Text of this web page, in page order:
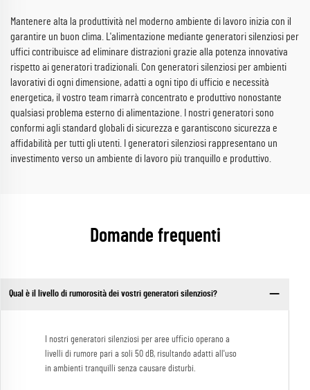
Mantenere alta la produttività nel moderno ambiente di lavoro inizia con il
garantire un buon clima. L'alimentazione mediante generatori silenziosi per
uffici contribuisce ad eliminare distrazioni grazie alla potenza innovativa
rispetto ai generatori tradizionali. Con generatori silenziosi per ambienti
lavorativi di ogni dimensione, adatti a ogni tipo di ufficio e necessità
energetica, il vostro team rimarrà concentrato e produttivo nonostante
qualsiasi problema esterno di alimentazione. I nostri generatori sono
conformi agli standard globali di sicurezza e garantiscono sicurezza e
affidabilità per tutti gli utenti. I generatori silenziosi rappresentano un
investimento verso un ambiente di lavoro più tranquillo e produttivo.
Domande frequenti
Qual è il livello di rumorosità dei vostri generatori silenziosi?
I nostri generatori silenziosi per aree ufficio operano a
livelli di rumore pari a soli 50 dB, risultando adatti all'uso
in ambienti tranquilli senza causare disturbi.